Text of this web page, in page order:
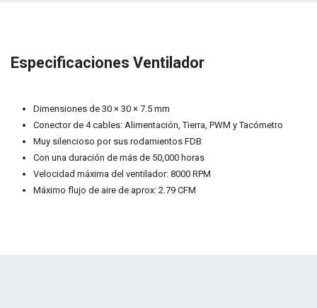
Especificaciones Ventilador
Dimensiones de 30 × 30 × 7.5 mm
Conector de 4 cables: Alimentación, Tierra, PWM y Tacómetro
Muy silencioso por sus rodamientos FDB
Con una duración de más de 50,000 horas
Velocidad máxima del ventilador: 8000 RPM
Máximo flujo de aire de aprox: 2.79 CFM